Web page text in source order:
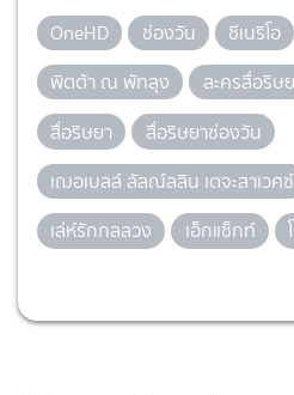
OneHD ช่องวัน ซีเนริโอ
พิตต้า ณ พัทลุง
ละครสื่อริษ
สื่อริษยา
สื่อริษยาช่องวัน
เฌอเบลล์ ลัลณ์ลลิน เตจะสาเวศซ์
เล่ห์รักกลลวง
เอ็กแซ็กท์